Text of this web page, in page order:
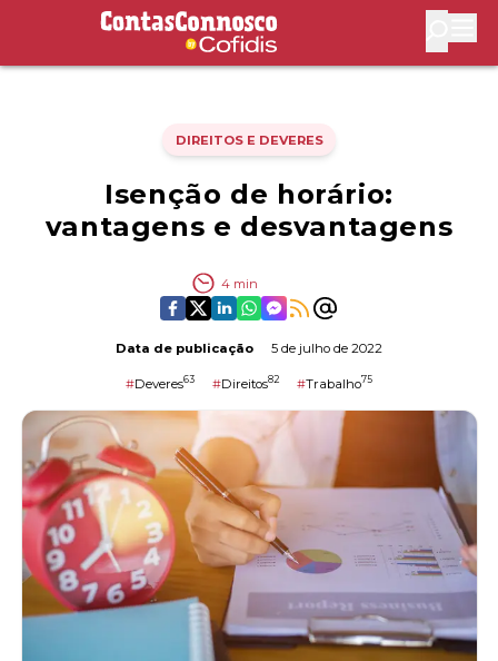
Contas Connosco by Cofidis
DIREITOS E DEVERES
Isenção de horário:
vantagens e desvantagens
4 min
Data de publicação 5 de julho de 2022
#Deveres63 #Direitos82 #Trabalho75